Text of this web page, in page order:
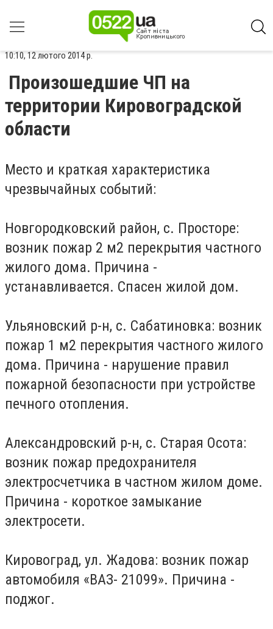
10:10, 12 лютого 2014 р.
Произошедшие ЧП на
территории Кировоградской
области
Место и краткая характеристика
чрезвычайных событий:
Новгородковский район, с. Просторе:
возник пожар 2 м2 перекрытия частного
жилого дома. Причина -
устанавливается. Спасен жилой дом.
Ульяновский р-н, с. Сабатиновка: возник
пожар 1 м2 перекрытия частного жилого
дома. Причина - нарушение правил
пожарной безопасности при устройстве
печного отопления.
Александровский р-н, с. Старая Осота:
возник пожар предохранителя
электросчетчика в частном жилом доме.
Причина - короткое замыкание
электросети.
Кировоград, ул. Жадова: возник пожар
автомобиля «ВАЗ- 21099». Причина -
поджог.